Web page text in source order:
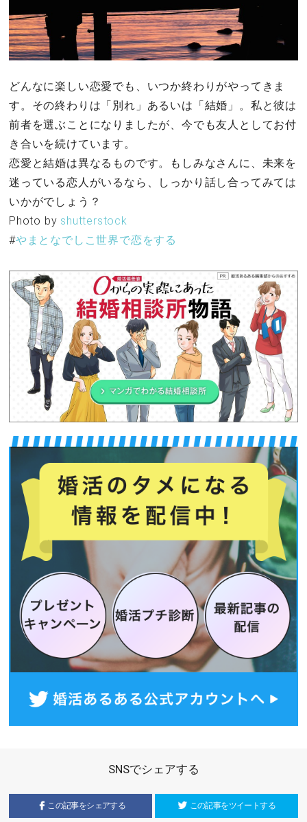
どんなに楽しい恋愛でも、いつか終わりがやってきま
す。その終わりは「別れ」あるいは「結婚」。私と彼は
前者を選ぶことになりましたが、今でも友人としてお付
き合いを続けています。
恋愛と結婚は異なるものです。もしみなさんに、未来を
迷っている恋人がいるなら、しっかり話し合ってみては
いかがでしょう？
Photo by shutterstock
#やまとなでしこ世界で恋をする
SNSでシェアする
この記事をシェアする この記事をツイートする